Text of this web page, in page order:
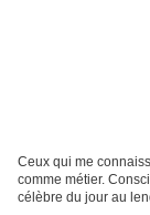
Ceux qui me
comme métier.
célèbre du jour au